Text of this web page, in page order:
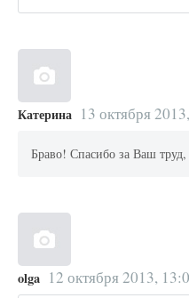
Катерина 13 октября
Браво! Спасибо за Ваш
olga 12 октября 2013,